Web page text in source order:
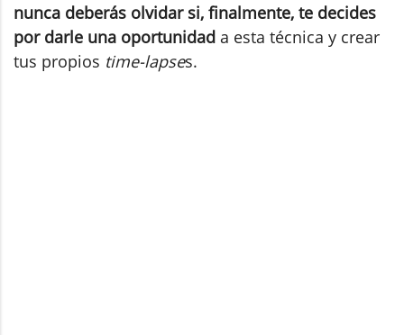
nunca deberás olvidar si, finalmente, te decides
por darle una oportunidad a esta técnica y crear
tus propios time-lapses.